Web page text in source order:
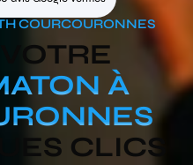
COURCOURONNES
À
CLICS